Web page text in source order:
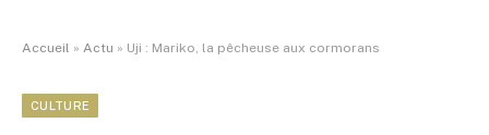
Accueil » Actu » Uji : Mariko, la pêcheuse aux cormorans
CULTURE